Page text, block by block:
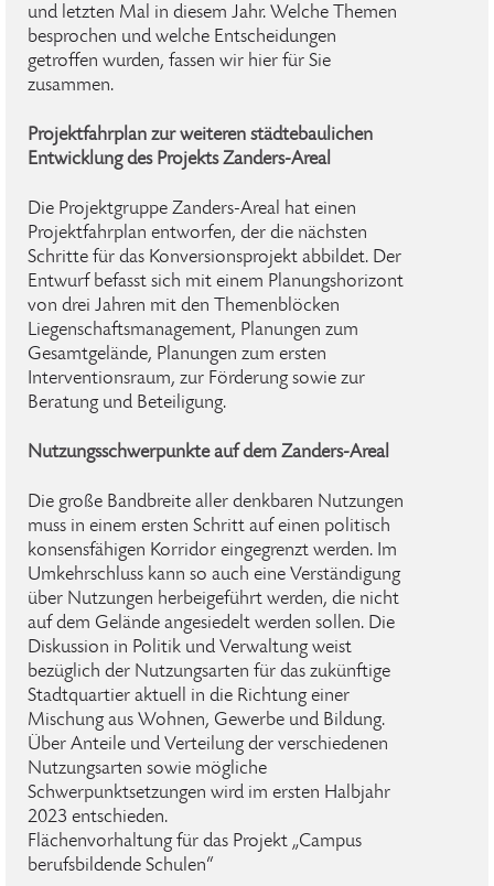
und letzten Mal in diesem Jahr. Welche Themen
besprochen und welche Entscheidungen
getroffen wurden, fassen wir hier für Sie
zusammen.
Projektfahrplan zur weiteren städtebaulichen
Entwicklung des Projekts Zanders-Areal
Die Projektgruppe Zanders-Areal hat einen
Projektfahrplan entworfen, der die nächsten
Schritte für das Konversionsprojekt abbildet. Der
Entwurf befasst sich mit einem Planungshorizont
von drei Jahren mit den Themenblöcken
Liegenschaftsmanagement, Planungen zum
Gesamtgelände, Planungen zum ersten
Interventionsraum, zur Förderung sowie zur
Beratung und Beteiligung.
Nutzungsschwerpunkte auf dem Zanders-Areal
Die große Bandbreite aller denkbaren Nutzungen
muss in einem ersten Schritt auf einen politisch
konsensfähigen Korridor eingegrenzt werden. Im
Umkehrschluss kann so auch eine Verständigung
über Nutzungen herbeigeführt werden, die nicht
auf dem Gelände angesiedelt werden sollen. Die
Diskussion in Politik und Verwaltung weist
bezüglich der Nutzungsarten für das zukünftige
Stadtquartier aktuell in die Richtung einer
Mischung aus Wohnen, Gewerbe und Bildung.
Über Anteile und Verteilung der verschiedenen
Nutzungsarten sowie mögliche
Schwerpunktsetzungen wird im ersten Halbjahr
2023 entschieden.
Flächenvorhaltung für das Projekt „Campus
berufsbildende Schulen“